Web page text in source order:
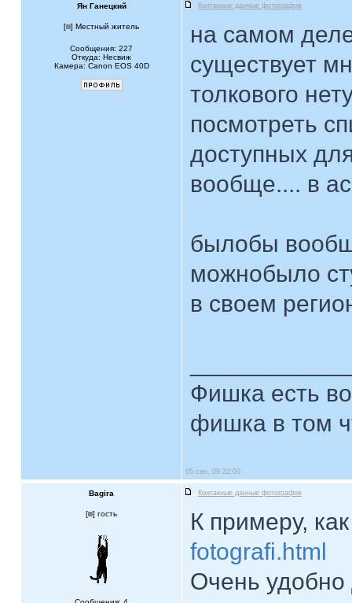
Ян Ганецкий Контакные данные фотографов
[ ] Местный житель
Сообщения: 227
Откуда: Несвиж
Камера: Canon EOS 40D
на самом
существует
толкового
посмотреть
доступных
вообще.... в
былобы
можнобыло
в своем
Фишка есть
фишка в том
05 сен, 09 22:00
Bagira Контакные данные фотографов
[ ] гость
К примеру,
fotografi.html
Очень удобно